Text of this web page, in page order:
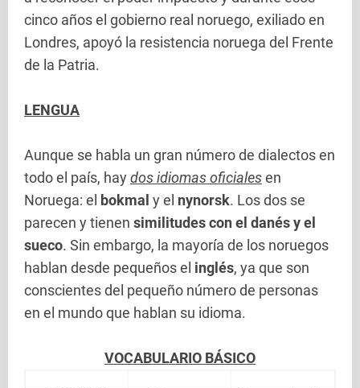
cinco años el gobierno real noruego, exiliado en
Londres, apoyó la resistencia noruega del Frente
de la Patria.
LENGUA
Aunque se habla un gran número de dialectos en
todo el país, haydos idiomas oficialesen
Noruega: el bokmal y el nynorsk. Los dos se
parecen y tienen similitudes con el danés y el
sueco. Sin embargo, la mayoría de los noruegos
hablan desde pequeños el inglés, ya que son
conscientes del pequeño número de personas
en el mundo que hablan su idioma.
VOCABULARIO BÁSICO